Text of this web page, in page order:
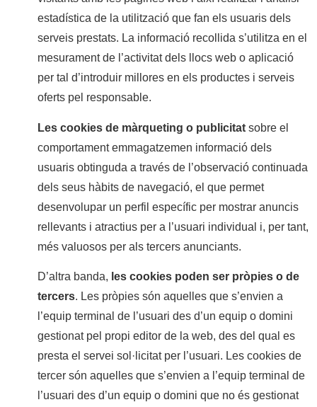
estadística de la utilització que fan els usuaris dels
serveis prestats. La informació recollida s’utilitza en el
mesurament de l’activitat dels llocs web o aplicació
per tal d’introduir millores en els productes i serveis
oferts pel responsable.
Les cookies de màrqueting o publicitatsobre el
comportament emmagatzemen informació dels
usuaris obtinguda a través de l’observació continuada
dels seus hàbits de navegació, el que permet
desenvolupar un perfil específic per mostrar anuncis
rellevants i atractius per a l’usuari individual i, per tant,
més valuosos per als tercers anunciants.
D’altra banda, les cookies poden ser pròpies o de
tercers. Les pròpies són aquelles que s’envien a
l’equip terminal de l’usuari des d’un equip o domini
gestionat pel propi editor de la web, des del qual es
presta el servei sol·licitat per l’usuari. Les cookies de
tercer són aquelles que s’envien a l’equip terminal de
l’usuari des d’un equip o domini que no és gestionat